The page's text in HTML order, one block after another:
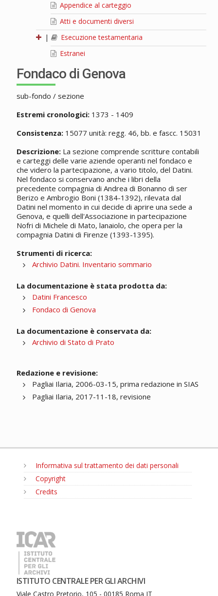
Appendice al carteggio
Atti e documenti diversi
|
Esecuzione testamentaria
Estranei
Fondaco di Genova
sub-fondo / sezione
Estremi cronologici:1373 - 1409
Consistenza:15077 unità: regg. 46, bb. e fascc. 15031
Descrizione:La sezione comprende scritture contabili
e carteggi delle varie aziende operanti nel fondaco e
che videro la partecipazione, a vario titolo, del Datini.
Nel fondaco si conservano anche i libri della
precedente compagnia di Andrea di Bonanno di ser
Berizo e Ambrogio Boni (1384-1392), rilevata dal
Datini nel momento in cui decide di aprire una sede a
Genova, e quelli dell'Associazione in partecipazione
Nofri di Michele di Mato, lanaiolo, che opera per la
compagnia Datini di Firenze (1393-1395).
Strumenti di ricerca:
Archivio Datini. Inventario sommario
La documentazione è stata prodotta da:
Datini Francesco
Fondaco di Genova
La documentazione è conservata da:
Archivio di Stato di Prato
Redazione e revisione:
Pagliai Ilaria, 2006-03-15, prima redazione in SIAS
Pagliai Ilaria, 2017-11-18, revisione
Informativa sul trattamento dei dati personali
Copyright
Credits
ISTITUTO CENTRALE PER GLI ARCHIVI
Viale Castro Pretorio, 105 - 00185 Roma IT